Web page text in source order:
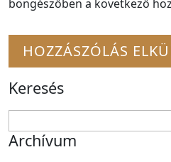
böngészőben a következő
Keresés
Archívum